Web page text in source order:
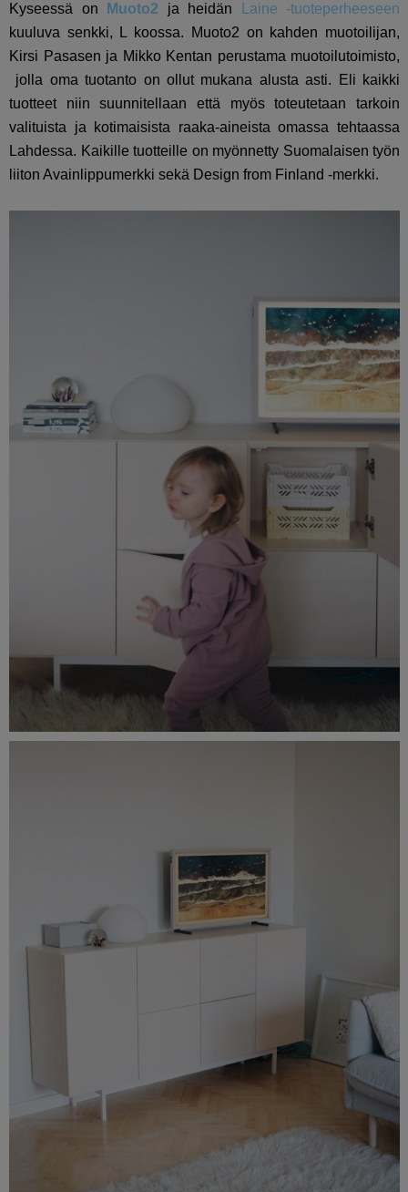
Kyseessä on Muoto2 ja heidän
Laine -tuoteperheeseen
kuuluva senkki, L koossa. Muoto2 on kahden muotoilijan,
Kirsi Pasasen ja Mikko Kentan perustama muotoilutoimisto,
jolla oma tuotanto on ollut mukana alusta asti. Eli kaikki
tuotteet niin suunnitellaan että myös toteutetaan tarkoin
valituista ja kotimaisista raaka-aineista omassa tehtaassa
Lahdessa. Kaikille tuotteille on myönnetty Suomalaisen työn
liiton Avainlippumerkki sekä Design from Finland -merkki.